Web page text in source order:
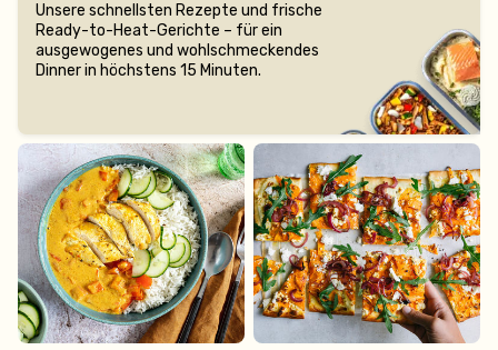
Unsere schnellsten Rezepte und frische
Ready-to-Heat-Gerichte – für ein
ausgewogenes und wohlschmeckendes
Dinner in höchstens 15 Minuten.